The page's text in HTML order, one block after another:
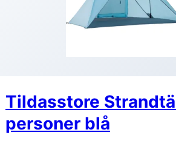
Tildasstore
personer blå